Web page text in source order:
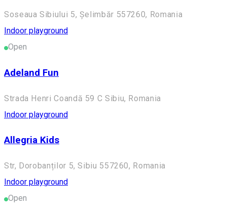
Soseaua Sibiului 5, Șelimbăr 557260, Romania
Indoor playground
Open
Adeland Fun
Strada Henri Coandă 59 C Sibiu, Romania
Indoor playground
Allegria Kids
Str, Dorobanților 5, Sibiu 557260, Romania
Indoor playground
Open